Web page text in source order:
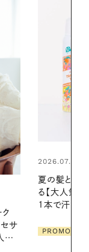
の
2026.06.01
真夏に向け
やりジェルと
地よくうるお